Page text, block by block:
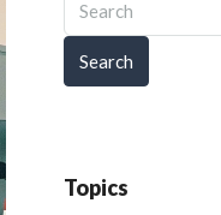
Search
Topics